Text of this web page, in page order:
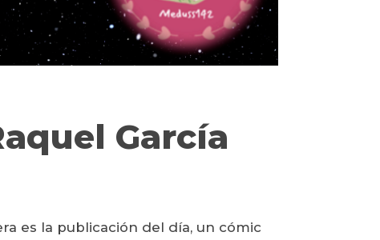
García
es la publicación del día, un cómic